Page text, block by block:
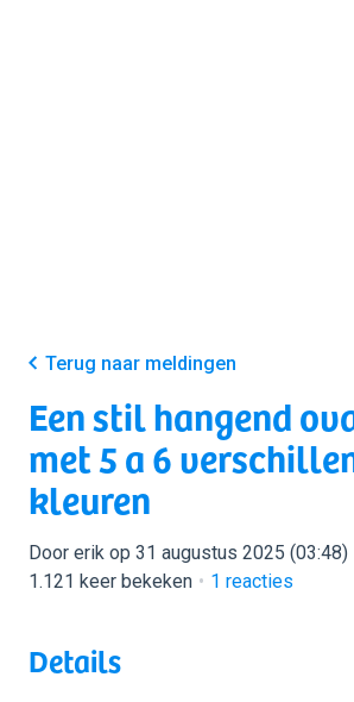
Terug naar meldingen
Een stil hangend
met 5 a 6
kleuren
Door erik op 31 augustus 2025 (03:48)
1.121 keer bekeken
1 reacties
Details